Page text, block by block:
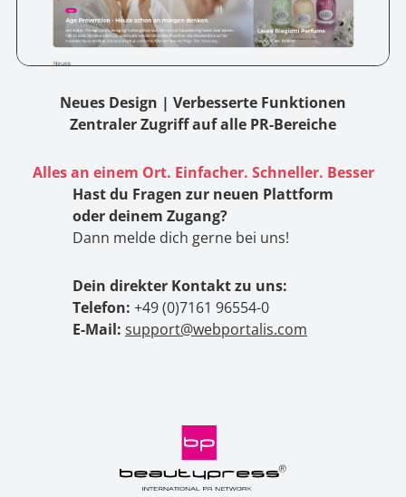
Neues Design | Verbesserte Funktionen
Zentraler Zugriff auf alle PR-Bereiche
Alles an einem Ort. Einfacher. Schneller. Besser
Hast du Fragen zur neuen Plattform
oder deinem Zugang?
Dann melde dich gerne bei uns!
Dein direkter Kontakt zu uns:
Telefon: +49 (0)7161 96554-0
E-Mail: support@webportalis.com